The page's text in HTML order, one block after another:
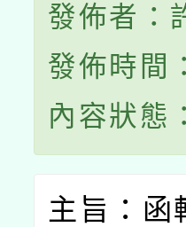
發佈者：
發佈時間
內容狀態
主旨：函